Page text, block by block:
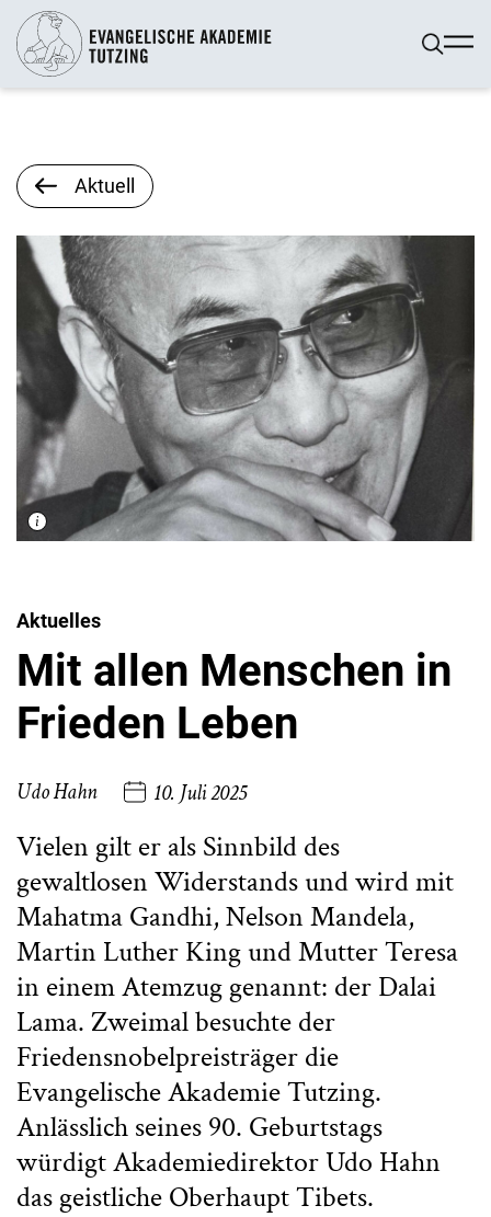
Aktuell
Aktuelles
Mit allen Menschen in
Frieden Leben
Udo Hahn 10. Juli 2025
Vielen gilt er als Sinnbild des
gewaltlosen Widerstands und wird mit
Mahatma Gandhi, Nelson Mandela,
Martin Luther King und Mutter Teresa
in einem Atemzug genannt: der Dalai
Lama. Zweimal besuchte der
Friedensnobelpreisträger die
Evangelische Akademie Tutzing.
Anlässlich seines 90. Geburtstags
würdigt Akademiedirektor Udo Hahn
das geistliche Oberhaupt Tibets.